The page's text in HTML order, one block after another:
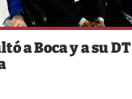
a Boca y a su DT